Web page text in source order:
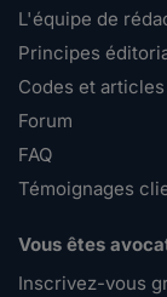
L'équipe de
Principes
Codes et
Forum
FAQ
Témoignages
Vous êtes
Inscrivez-vous